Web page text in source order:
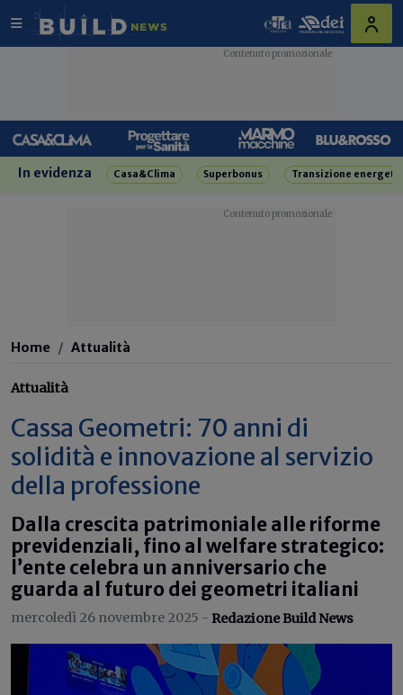
In evidenza Casa&Clima Superbonus Transizione
Home Attualità
Attualità
Cassa Geometri: 70 anni di
solidità e innovazione al servizio
della professione
Dalla crescita patrimoniale alle riforme
previdenziali, fino al welfare strategico:
l’ente celebra un anniversario che
guarda al futuro dei geometri italiani
mercoledì 26 novembre 2025 - Redazione Build News